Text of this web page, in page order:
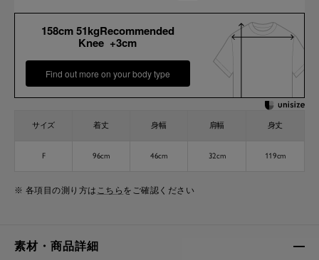
158cm 51kgRecommended
Knee +3cm
Find out more on your body type
サイズ 着丈 身幅 肩幅 身丈
F 96cm 46cm 32cm 119cm
※ 各項目の測り方は こちら をご確認ください
素材・商品詳細